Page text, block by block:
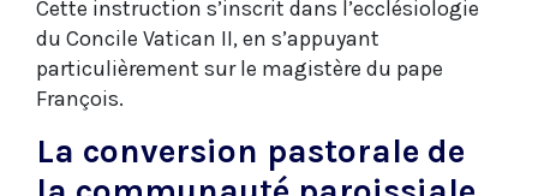
Cette instruction s’inscrit dans l’ecclésiologie
du Concile Vatican II, en s’appuyant
particulièrement sur le magistère du pape
François.
La conversion pastorale de